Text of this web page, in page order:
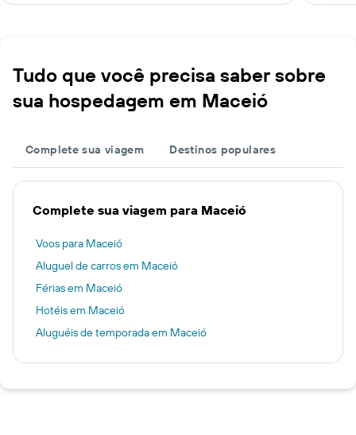
Tudo que você precisa saber sobre
sua hospedagem em Maceió
Complete sua viagem Destinos populares
Complete sua viagem para Maceió
Voos para Maceió
Aluguel de carros em Maceió
Férias em Maceió
Hotéis em Maceió
Aluguéis de temporada em Maceió